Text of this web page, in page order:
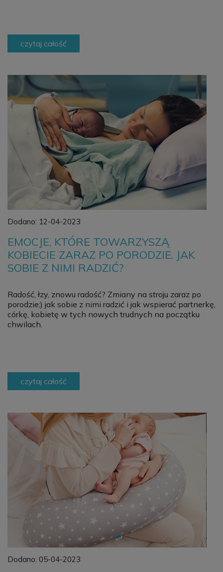
czytaj całość
Dodano: 12-04-2023
EMOCJE, KTÓRE TOWARZYSZĄ
KOBIECIE ZARAZ PO PORODZIE. JAK
SOBIE Z NIMI RADZIĆ?
Radość, łzy, znowu radość? Zmiany na stroju zaraz po
porodzie;) jak sobie z nimi radzić i jak wspierać partnerkę,
córkę, kobietę w tych nowych trudnych na początku
chwilach.
czytaj całość
Dodano: 05-04-2023